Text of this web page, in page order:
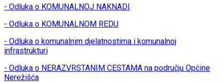
- Odluka o KOMUNALNOJ NAKNADI
- Odluka o KOMUNALNOM REDU
- Odluka o komunalnim djelatnostima i komunalnoj
infrastrukturi
- Odluka o NERAZVRSTANIM CESTAMA na području Općine
Nerežišća